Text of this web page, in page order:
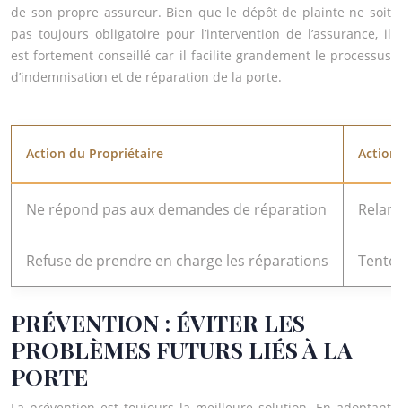
de son propre assureur. Bien que le dépôt de plainte ne soit
pas toujours obligatoire pour l’intervention de l’assurance, il
est fortement conseillé car il facilite grandement le processus
d’indemnisation et de réparation de la porte.
Action du Propriétaire Action
Ne répond pas aux demandes de réparation
Refuse de prendre en charge les réparations
PRÉVENTION : ÉVITER LES
PROBLÈMES FUTURS LIÉS À LA
PORTE